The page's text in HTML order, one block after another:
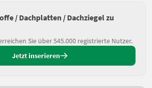
/ Dachplatten / Dachziegel zu
Sie über 545.000 registrierte Nutzer.
Jetzt inserieren